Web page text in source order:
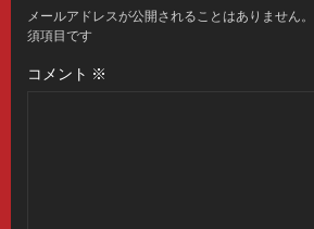
メールアドレスが公開されることはありません。
須項目です
コメント ※